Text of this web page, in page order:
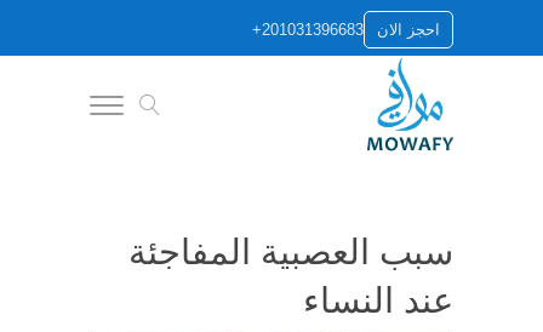
احجز الان +201031396683
سبب العصبية المفاجئة
عند النساء